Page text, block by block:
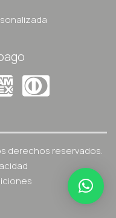
derechos reservados.